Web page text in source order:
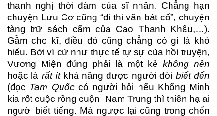
thanh nghị thời đàm của sĩ nhân. Chẳng hạn
chuyện Lưu Cơ cũng “đi thi văn bát cổ”, chuyện
tàng trữ sách cấm của Cao Thanh Khâu,…).
Gẫm cho kĩ, điều đó cũng chẳng có gì là khó
hiểu. Bởi vì cứ như thực tế tự sự của hồi truyện,
Vương Miện đúng phải là một kẻ không nên
hoặc là rất ít khả năng được người đời biết đến
(đọc Tam Quốccó người hỏi nếu Khổng Minh
kia rốt cuộc rồng cuộn Nam Trung thì thiên hạ ai
người biết tiếng. Mà ngược lại cũng trong chốn